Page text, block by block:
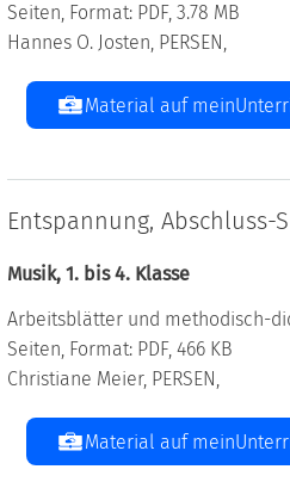
Seiten, Format: PDF, 3.78 MB
Hannes O. Josten, PERSEN,
Material auf
Entspannung, Abschluss-
Musik, 1. bis 4. Klasse
Arbeitsblätter und methodisch-
Seiten, Format: PDF, 466 KB
Christiane Meier, PERSEN,
Material auf